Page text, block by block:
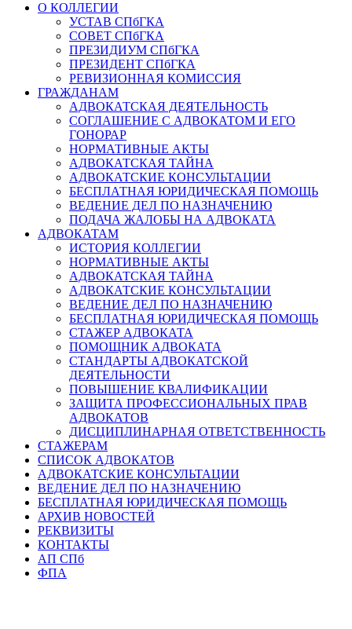
О КОЛЛЕГИИ
УСТАВ СПбГКА
СОВЕТ СПбГКА
ПРЕЗИДИУМ СПбГКА
ПРЕЗИДЕНТ СПбГКА
РЕВИЗИОННАЯ КОМИССИЯ
ГРАЖДАНАМ
АДВОКАТСКАЯ ДЕЯТЕЛЬНОСТЬ
СОГЛАШЕНИЕ С АДВОКАТОМ И ЕГО
ГОНОРАР
НОРМАТИВНЫЕ АКТЫ
АДВОКАТСКАЯ ТАЙНА
АДВОКАТСКИЕ КОНСУЛЬТАЦИИ
БЕСПЛАТНАЯ ЮРИДИЧЕСКАЯ ПОМОЩЬ
ВЕДЕНИЕ ДЕЛ ПО НАЗНАЧЕНИЮ
ПОДАЧА ЖАЛОБЫ НА АДВОКАТА
АДВОКАТАМ
ИСТОРИЯ КОЛЛЕГИИ
НОРМАТИВНЫЕ АКТЫ
АДВОКАТСКАЯ ТАЙНА
АДВОКАТСКИЕ КОНСУЛЬТАЦИИ
ВЕДЕНИЕ ДЕЛ ПО НАЗНАЧЕНИЮ
БЕСПЛАТНАЯ ЮРИДИЧЕСКАЯ ПОМОЩЬ
СТАЖЕР АДВОКАТА
ПОМОЩНИК АДВОКАТА
СТАНДАРТЫ АДВОКАТСКОЙ
ДЕЯТЕЛЬНОСТИ
ПОВЫШЕНИЕ КВАЛИФИКАЦИИ
ЗАЩИТА ПРОФЕССИОНАЛЬНЫХ ПРАВ
АДВОКАТОВ
ДИСЦИПЛИНАРНАЯ ОТВЕТСТВЕННОСТЬ
СТАЖЕРАМ
СПИСОК АДВОКАТОВ
АДВОКАТСКИЕ КОНСУЛЬТАЦИИ
ВЕДЕНИЕ ДЕЛ ПО НАЗНАЧЕНИЮ
БЕСПЛАТНАЯ ЮРИДИЧЕСКАЯ ПОМОЩЬ
АРХИВ НОВОСТЕЙ
РЕКВИЗИТЫ
КОНТАКТЫ
АП СПб
ФПА